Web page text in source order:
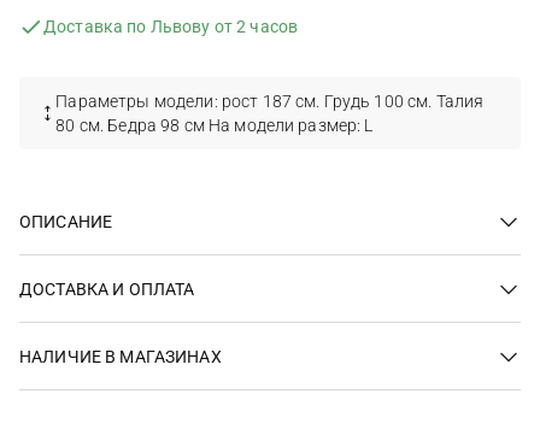
Доставка по Львову от 2 часов
Параметры модели: рост 187 см. Грудь 100 см. Талия
80 см. Бедра 98 см На модели размер: L
ОПИСАНИЕ
ДОСТАВКА И ОПЛАТА
НАЛИЧИЕ В МАГАЗИНАХ